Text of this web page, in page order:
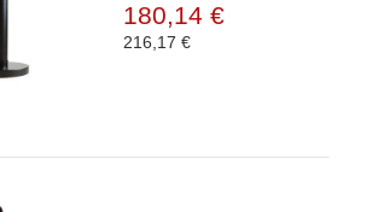
XXL AANBIEDING!
180,14 €
216,17 €